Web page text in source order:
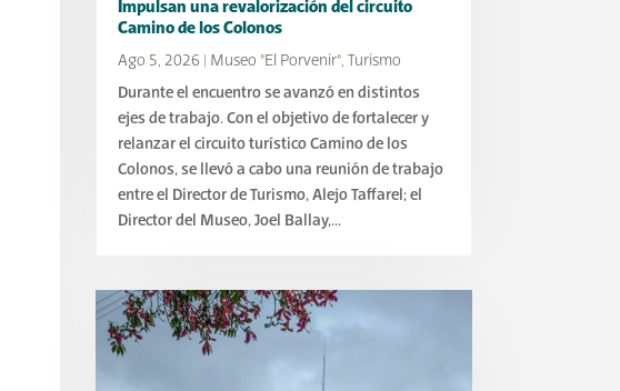
Impulsan una revalorización del circuito
Camino de los Colonos
Ago 5, 2026 Museo "El Porvenir", Turismo
Durante el encuentro se avanzó en distintos
ejes de trabajo. Con el objetivo de fortalecer y
relanzar el circuito turístico Camino de los
Colonos, se llevó a cabo una reunión de trabajo
entre el Director de Turismo, Alejo Taffarel; el
Director del Museo, Joel Ballay,...